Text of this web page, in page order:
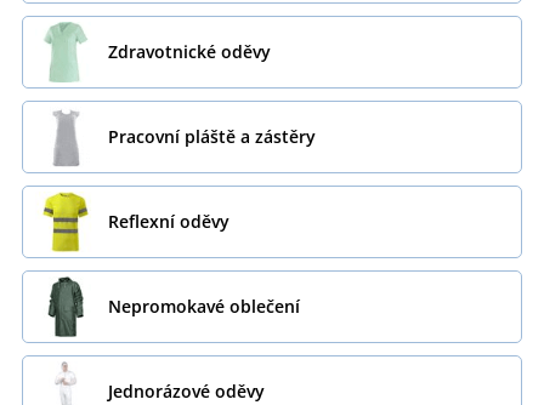
Zdravotnické oděvy
Pracovní pláště a zástěry
Reflexní oděvy
Nepromokavé oblečení
Jednorázové oděvy